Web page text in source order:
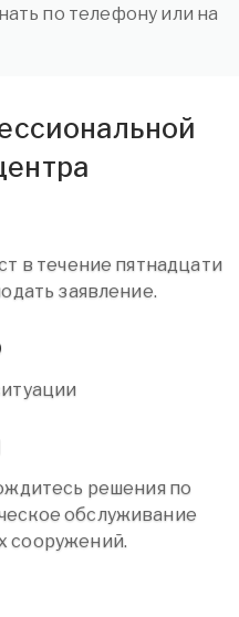
по телефону или на
в течение пятнадцати
заявление.
решения по
обслуживание
сооружений.